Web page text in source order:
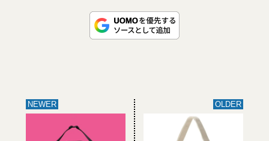
NEWER OLDER